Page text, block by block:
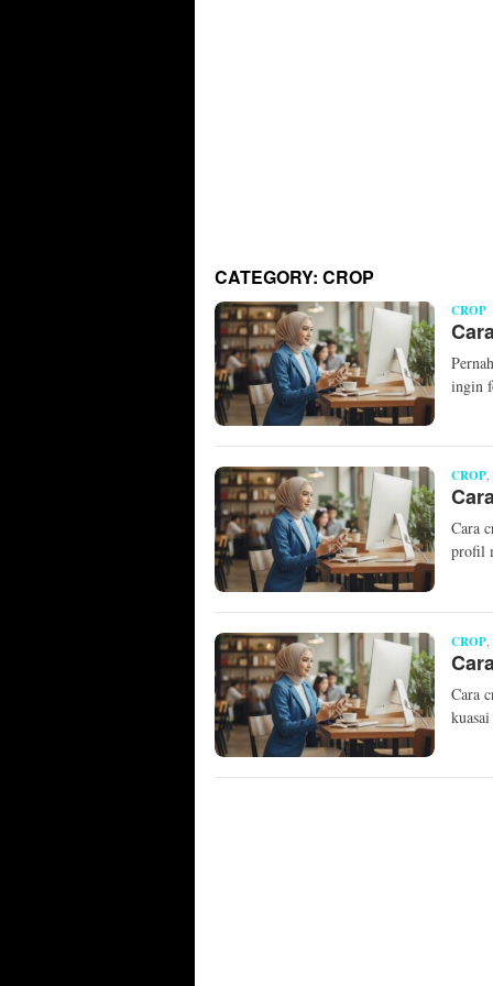
CATEGORY: CROP
CROP
ingin
CROP,
Cara
profil
CROP
Cara